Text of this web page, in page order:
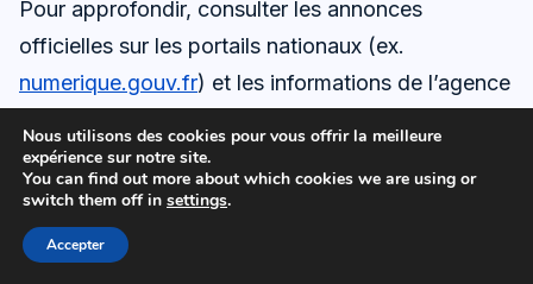
Pour approfondir, consulter les annonces
officielles sur les portails nationaux (ex.
numerique.gouv.fr) et les informations de l’agence
appels et événements communautaires y sont
régulièrement mis à jour, avec un accent fort sur la
transparence et l’ouverture des contributions.
Nous utilisons des cookies pour vous offrir la meilleure
expérience sur notre site.
You can find out more about which cookies we are using or
switch them off in settings.
Accepter